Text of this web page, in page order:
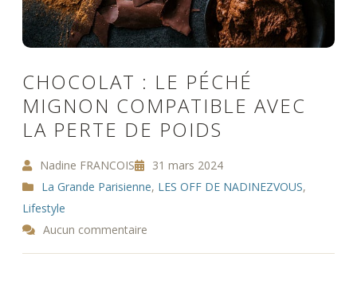
CHOCOLAT : LE PÉCHÉ
MIGNON COMPATIBLE AVEC
LA PERTE DE POIDS
Nadine FRANCOIS
31 mars 2024
La Grande Parisienne, LES OFF DE NADINEZVOUS,
Lifestyle
Aucun commentaire